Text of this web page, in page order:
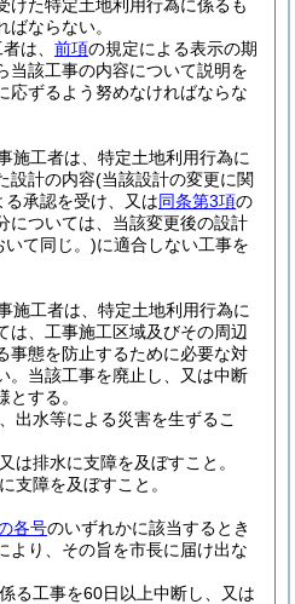
けた特定土地利用行為に係るも
ならない。
は、 前項の規定による表示の期
当該工事の内容について説明を
応ずるよう努めなければならな
施工者は、特定土地利用行為に
設計の内容(当該設計の変更に関
る承認を受け、又は同条第3項の
については、当該変更後の設計
いて同じ。)に適合しない工事を
施工者は、特定土地利用行為に
は、工事施工区域及びその周辺
事態を防止するために必要な対
当該工事を廃止し、又は中断
とする。
出水等による災害を生ずるこ
は排水に支障を及ぼすこと。
支障を及ぼすこと。
各号のいずれかに該当するとき
より、その旨を市長に届け出な
る工事を60日以上中断し、又は